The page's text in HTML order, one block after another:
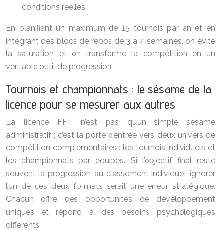
conditions réelles.
En planifiant un maximum de 15 tournois par an et en
intégrant des blocs de repos de 3 à 4 semaines, on évite
la saturation et on transforme la compétition en un
véritable outil de progression.
Tournois et championnats : le sésame de la
licence pour se mesurer aux autres
La licence FFT n’est pas qu’un simple sésame
administratif ; c’est la porte d’entrée vers deux univers de
compétition complémentaires : les tournois individuels et
les championnats par équipes. Si l’objectif final reste
souvent la progression au classement individuel, ignorer
l’un de ces deux formats serait une erreur stratégique.
Chacun offre des opportunités de développement
uniques et répond à des besoins psychologiques
différents.